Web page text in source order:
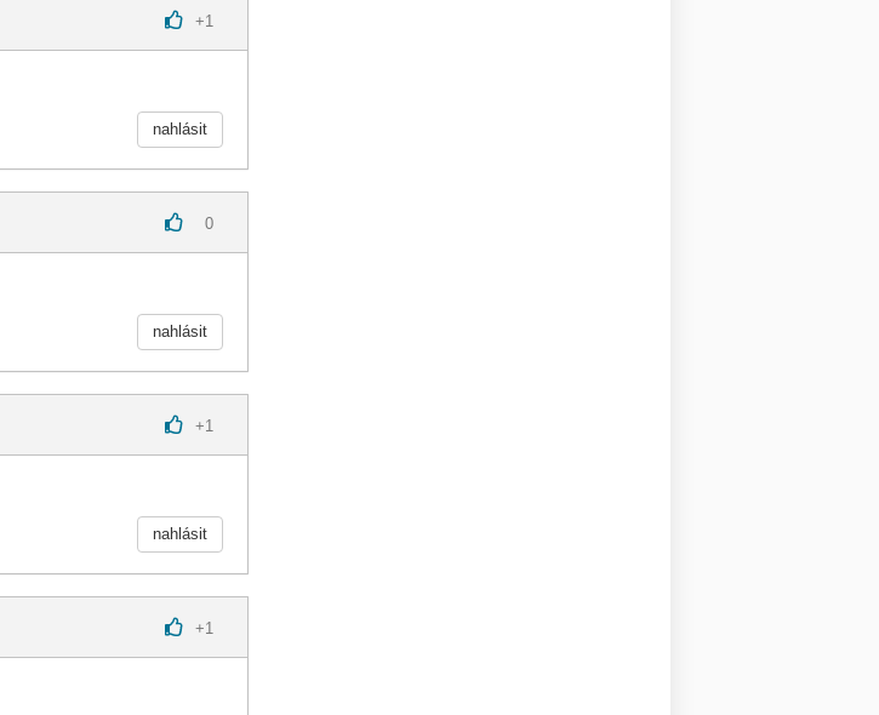
+1
nahlásit
0
nahlásit
+1
nahlásit
+1